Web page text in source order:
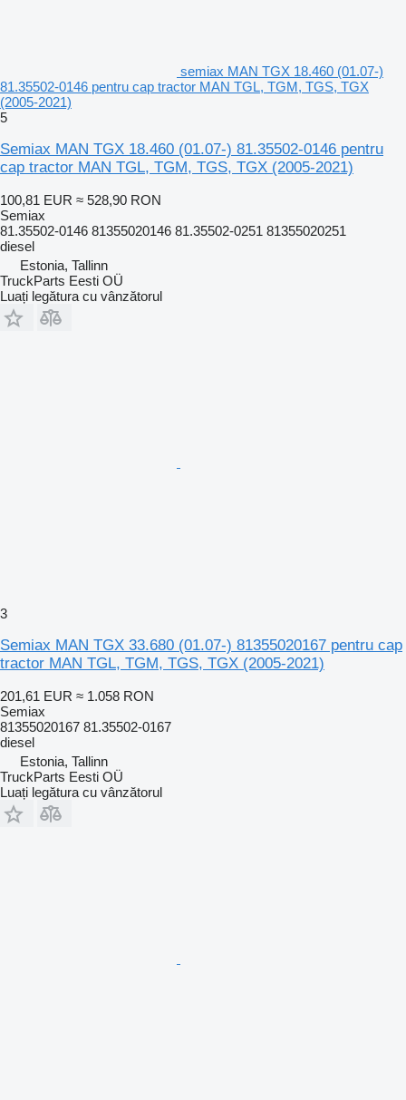
semiax MAN TGX 18.460 (01.07-)
81.35502-0146 pentru cap tractor MAN TGL, TGM, TGS, TGX
(2005-2021)
5
Semiax MAN TGX 18.460 (01.07-) 81.35502-0146 pentru
cap tractor MAN TGL, TGM, TGS, TGX (2005-2021)
100,81 EUR ≈ 528,90 RON
Semiax
81.35502-0146 81355020146 81.35502-0251 81355020251
diesel
Estonia, Tallinn
TruckParts Eesti OÜ
Luați legătura cu vânzătorul
3
Semiax MAN TGX 33.680 (01.07-) 81355020167 pentru cap
tractor MAN TGL, TGM, TGS, TGX (2005-2021)
201,61 EUR ≈ 1.058 RON
Semiax
81355020167 81.35502-0167
diesel
Estonia, Tallinn
TruckParts Eesti OÜ
Luați legătura cu vânzătorul